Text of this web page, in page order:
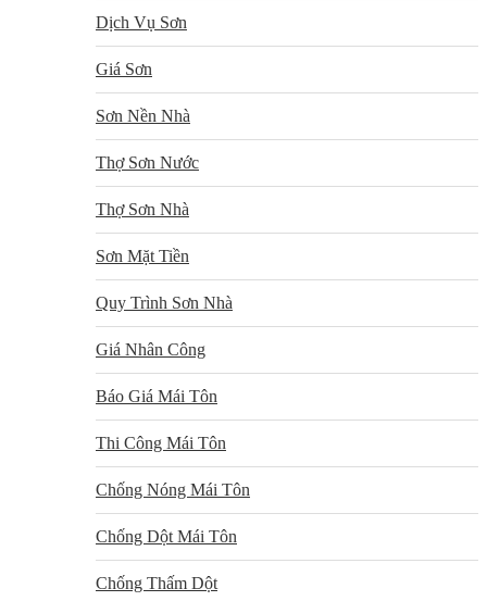
Dịch Vụ Sơn
Giá Sơn
Sơn Nền Nhà
Thợ Sơn Nước
Thợ Sơn Nhà
Sơn Mặt Tiền
Quy Trình Sơn Nhà
Giá Nhân Công
Báo Giá Mái Tôn
Thi Công Mái Tôn
Chống Nóng Mái Tôn
Chống Dột Mái Tôn
Chống Thấm Dột